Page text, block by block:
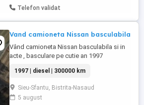
Telefon validat
Vand camioneta Nissan basculabila
Vând camioneta Nissan basculabila si in
acte , basculare pe cutie an 1997
1997 | diesel | 300000 km
Sieu-Sfantu, Bistrita-Nasaud
5 august